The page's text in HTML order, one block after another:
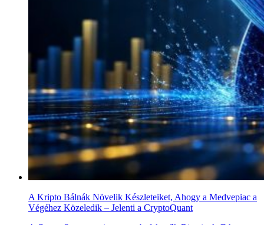
A Kripto Bálnák Növelik Készleteiket, Ahogy a Medvepiac a
Végéhez Közeledik – Jelenti a CryptoQuant